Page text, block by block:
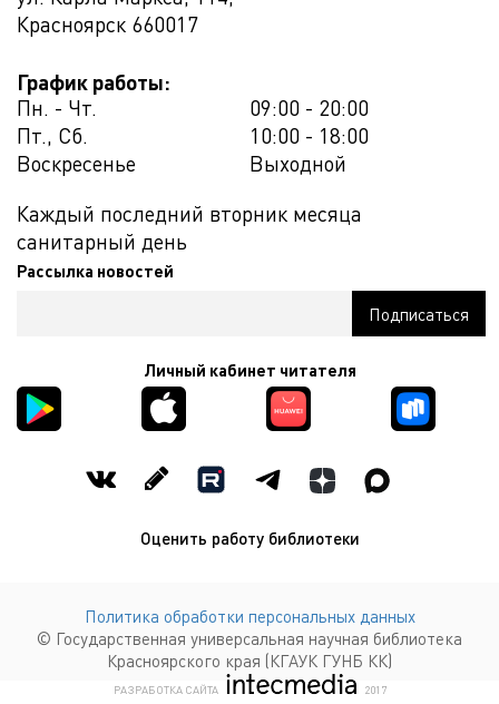
Красноярск 660017
График работы:
Пн. - Чт.
09:00 - 20:00
Пт., Сб.
10:00 - 18:00
Воскресенье
Выходной
Каждый последний вторник месяца
санитарный день
Рассылка новостей
Личный кабинет читателя
Оценить работу библиотеки
Политика обработки персональных данных
© Государственная универсальная научная библиотека
Красноярского края (КГАУК ГУНБ КК)
РАЗРАБОТКА САЙТА КОМПАНИЯ ИНТЕКМЕДИА
2017